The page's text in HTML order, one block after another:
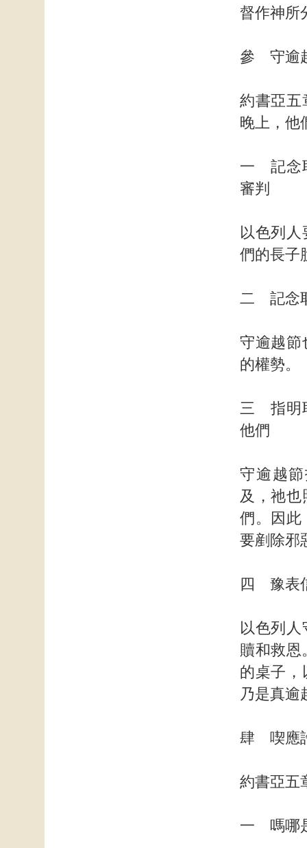
督作神所
參 守逾
約書亞五
晚上，他
一 記念
審判
以色列
們的長子
二 記念
守逾越節
的權勢。
三 指明
他們
守逾越
及，祂也
們。因此
要剷除邪
四 豫表
以色列
贖和救恩
的桌子，
乃是真逾
肆 喫應
約書亞五
一 嗎哪